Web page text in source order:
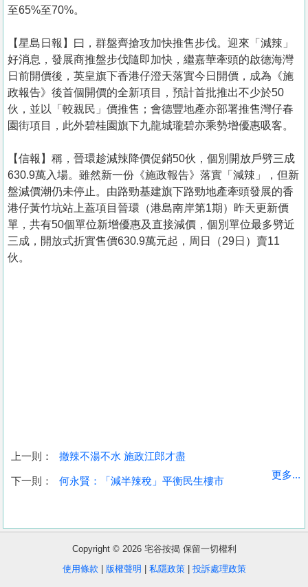
收
盤
至65%至70%。
【星島日報】曰，群盤齊搶攻加快推售步伐。迎來「減辣」
好消息，發展商推盤步伐隨即加快，繼嘉華牽頭的啟德海灣
日前開價後，英皇旗下香港仔澄天落實今日開價，成為《施
政報告》後首個開價的全新項目，預計首批推出不少於50
伙，並以「較親民」價推售；會德豐地產亦部署推售灣仔春
園街項目，此外碧桂園旗下九龍城瓏碧亦乘勢增優惠吸客。
【信報】稱，晉環趁減辣降價促銷50伙，個別開放戶劈三成
630.9萬入場。雖然新一份《施政報告》落實「減辣」，但新
盤減價潮仍未停止。由路勁基建旗下路勁地產牽頭發展的香
港仔黃竹坑站上蓋項目晉環（港島南岸第1期）昨天更新價
單，共有50個單位新增優惠及直接減價，個別單位最多劈近
三成，開放式折實售價630.9萬元起，周日（29日）賣11
伙。
上一則： 撤辣不湯不水 施政江郎才盡
下一則： 何永賢：「減半辣稅」平衡民生樓市
更多...
Copyright © 2026 宅谷按揭 保留一切權利
使用條款
版權聲明 私隱政策| 投訴處理政策